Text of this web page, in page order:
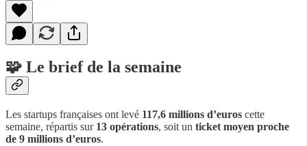
🧩 Le brief de la semaine
Les startups françaises ont levé 117,6 millions d’euros cette
semaine, répartis sur 13 opérations, soit un ticket moyen proche
de 9 millions d’euros.